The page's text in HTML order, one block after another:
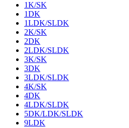
1K/SK
1DK
1LDK/SLDK
2K/SK
2DK
2LDK/SLDK
3K/SK
3DK
3LDK/SLDK
4K/SK
4DK
4LDK/SLDK
5DK/LDK/SLDK
9LDK